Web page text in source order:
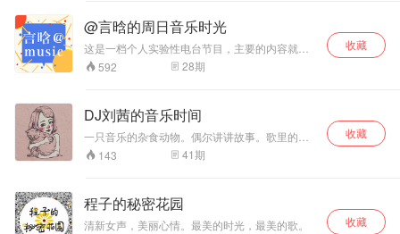
@言晗的周日音乐时光
这是一档个人实验性电台节目，主要的内容就是
聊天和推荐好听的歌曲。目前没有来电咨询环节
与朗读磕pao环节，也没有各种奇奇怪怪的口
上花。
592 28期
收藏
DJ刘茜的音乐时间
一只音乐的杂食动物。偶尔讲讲故事。歌里的，
身边的，自己的。WeChat公号：刘茜的花花世
界。来找我玩儿~~~
143 41期
收藏
程子的秘密花园
清新女声，美丽心情。最美的时光，最美的歌。
收藏